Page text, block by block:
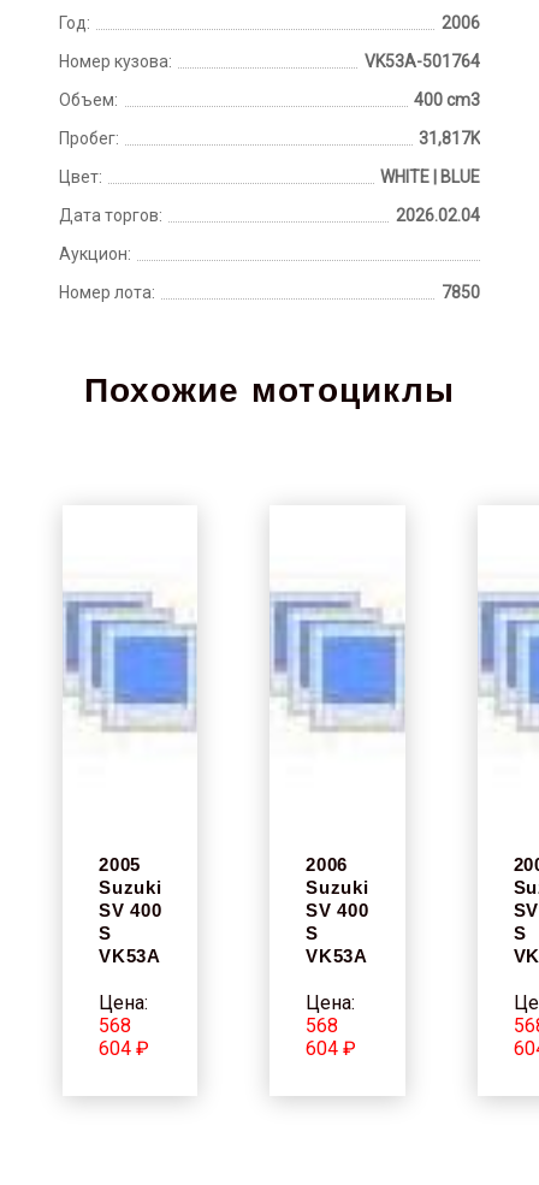
Год:
2006
Номер кузова:
VK53A-501764
Объем:
400 cm3
Пробег:
31,817K
Цвет:
WHITE | BLUE
Дата торгов:
2026.02.04
Аукцион:
Номер лота:
7850
Похожие мотоциклы
2005
Suzuki
SV 400
S
VK53A
Цена:
568
604 ₽
2006
Suzuki
SV 400
S
VK53A
Цена:
568
604 ₽
S